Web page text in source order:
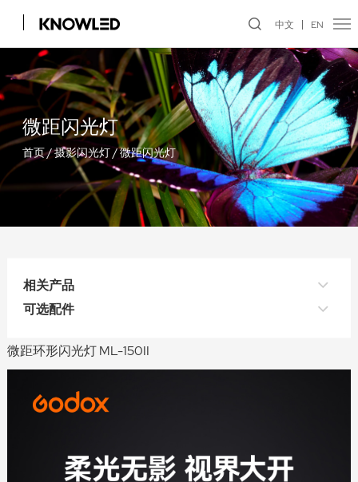
中文 EN
微距闪光灯
首页/摄影闪光灯/微距闪光灯
相关产品
可选配件
微距环形闪光灯 ML-150II